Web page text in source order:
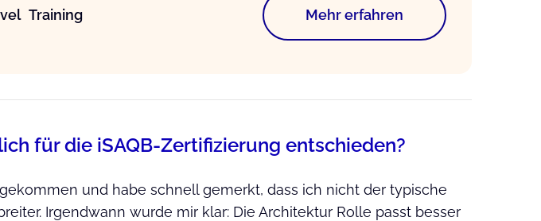
Training Mehr erfahren
für die iSAQB-Zertifizierung entschieden?
und habe schnell gemerkt, dass ich nicht der typische
Irgendwann wurde mir klar: Die Architektur Rolle passt besser